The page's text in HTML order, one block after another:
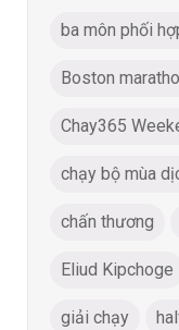
ba môn phối
Boston
Chay365
chạy bộ mùa
chấn thương
Eliud Kipchoge
giải chạy